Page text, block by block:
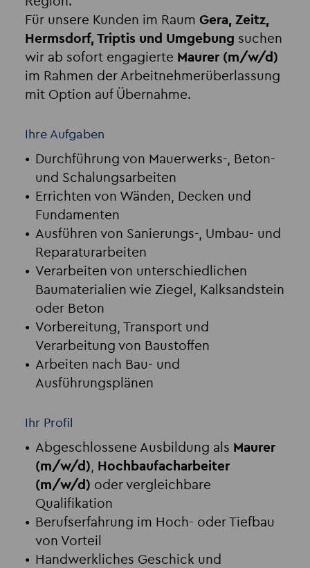
Für unsere Kunden im Raum Gera, Zeitz,
Hermsdorf, Triptis und Umgebung suchen
wir ab sofort engagierte Maurer (m/w/d)
im Rahmen der Arbeitnehmerüberlassung
mit Option auf Übernahme.
Ihre Aufgaben
Durchführung von Mauerwerks-, Beton-
und Schalungsarbeiten
Errichten von Wänden, Decken und
Fundamenten
Ausführen von Sanierungs-, Umbau- und
Reparaturarbeiten
Verarbeiten von unterschiedlichen
Baumaterialien wie Ziegel, Kalksandstein
oder Beton
Vorbereitung, Transport und
Verarbeitung von Baustoffen
Arbeiten nach Bau- und
Ausführungsplänen
Ihr Profil
Abgeschlossene Ausbildung als Maurer
(m/w/d), Hochbaufacharbeiter
(m/w/d) oder vergleichbare
Qualifikation
Berufserfahrung im Hoch- oder Tiefbau
von Vorteil
Handwerkliches Geschick und